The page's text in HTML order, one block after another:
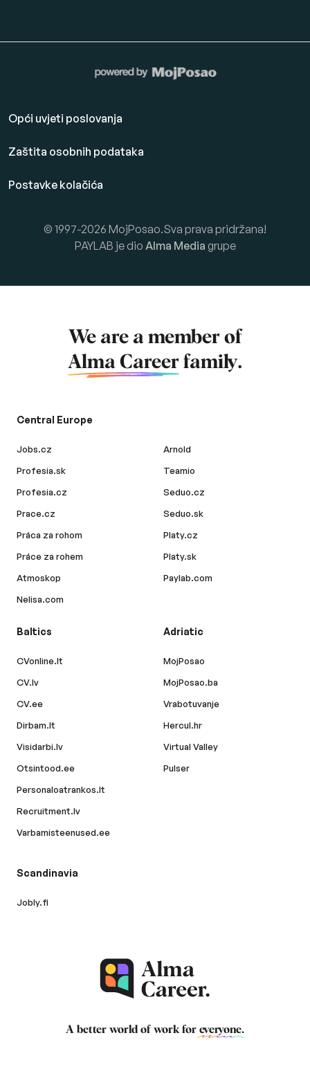
Opći uvjeti poslovanja
Zaštita osobnih podataka
Postavke kolačića
© 1997-2026 MojPosao.Sva prava pridržana!
PAYLAB je dio Alma Media grupe
We are a member of
Alma Career family.
Central Europe
Jobs.cz
Profesia.sk
Profesia.cz
Prace.cz
Práca za rohom
Práce za rohem
Atmoskop
Nelisa.com
Arnold
Teamio
Seduo.cz
Seduo.sk
Platy.cz
Platy.sk
Paylab.com
Baltics
CVonline.lt
CV.lv
CV.ee
Dirbam.lt
Visidarbi.lv
Otsintood.ee
Personaloatrankos.lt
Recruitment.lv
Varbamisteenused.ee
Adriatic
MojPosao
MojPosao.ba
Vrabotuvanje
Hercul.hr
Virtual Valley
Pulser
Scandinavia
Jobly.fi
A better world of work for everyone.